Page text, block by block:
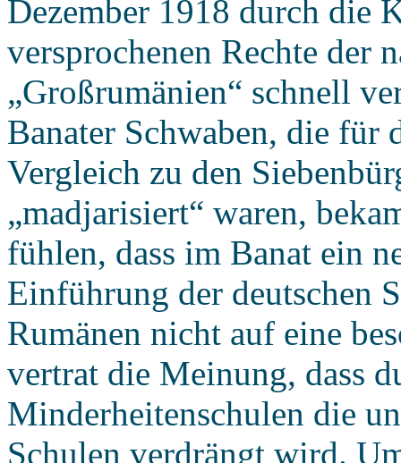
Dezember 1918 durch die
versprochenen Rechte der
„Großrumänien“ schnell
Banater Schwaben, die für
Vergleich zu den
„madjarisiert“ waren,
fühlen, dass im Banat ein
Einführung der deutschen
Rumänen nicht auf eine
vertrat die Meinung, dass
Minderheitenschulen die
Schulen verdrängt wird.